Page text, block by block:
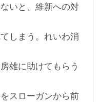
いと、維新への対
しまう。れいわ消
雄に助けてもらう
スローガンから前